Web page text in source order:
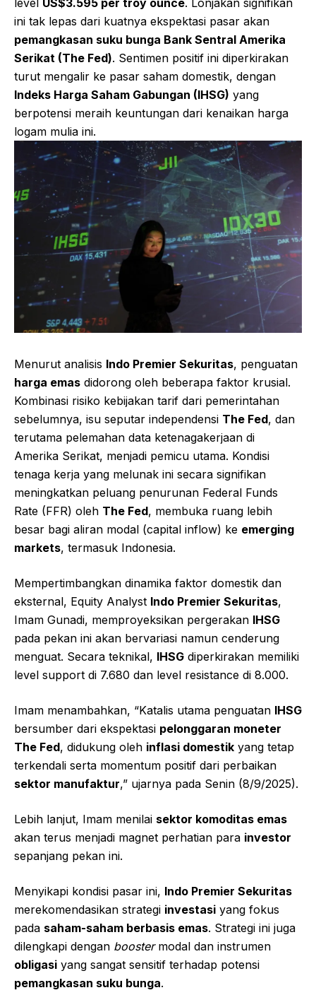
ini tak lepas dari kuatnya ekspektasi pasar akan
pemangkasan suku bunga Bank Sentral Amerika
Serikat (The Fed). Sentimen positif ini diperkirakan
turut mengalir ke pasar saham domestik, dengan
Indeks Harga Saham Gabungan (IHSG) yang
berpotensi meraih keuntungan dari kenaikan harga
logam mulia ini.
Menurut analisis Indo Premier Sekuritas, penguatan
harga emas didorong oleh beberapa faktor krusial.
Kombinasi risiko kebijakan tarif dari pemerintahan
sebelumnya, isu seputar independensi The Fed, dan
terutama pelemahan data ketenagakerjaan di
Amerika Serikat, menjadi pemicu utama. Kondisi
tenaga kerja yang melunak ini secara signifikan
meningkatkan peluang penurunan Federal Funds
Rate (FFR) oleh The Fed, membuka ruang lebih
besar bagi aliran modal (capital inflow) ke emerging
markets, termasuk Indonesia.
Mempertimbangkan dinamika faktor domestik dan
eksternal, Equity Analyst Indo Premier Sekuritas,
Imam Gunadi, memproyeksikan pergerakan IHSG
pada pekan ini akan bervariasi namun cenderung
menguat. Secara teknikal, IHSG diperkirakan memiliki
level support di 7.680 dan level resistance di 8.000.
Imam menambahkan, “Katalis utama penguatan IHSG
bersumber dari ekspektasi pelonggaran moneter
The Fed, didukung oleh inflasi domestik yang tetap
terkendali serta momentum positif dari perbaikan
sektor manufaktur,” ujarnya pada Senin (8/9/2025).
Lebih lanjut, Imam menilai sektor komoditas emas
akan terus menjadi magnet perhatian para investor
sepanjang pekan ini.
Menyikapi kondisi pasar ini, Indo Premier Sekuritas
merekomendasikan strategi investasi yang fokus
pada saham-saham berbasis emas. Strategi ini juga
dilengkapi dengan boostermodal dan instrumen
obligasi yang sangat sensitif terhadap potensi
pemangkasan suku bunga.